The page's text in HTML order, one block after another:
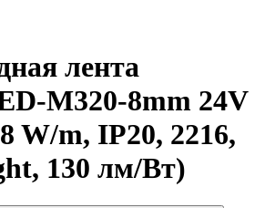
лента
M320-8mm 24V
W/m, IP20, 2216,
130 лм/Вт)